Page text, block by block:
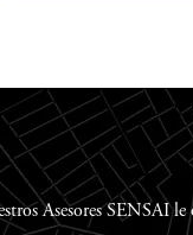
Asesores SENSAI